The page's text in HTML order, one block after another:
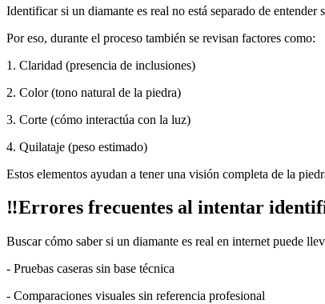
Identificar si un diamante es real no está separado de entender
Por eso, durante el proceso también se revisan factores como:
1. Claridad (presencia de inclusiones)
2. Color (tono natural de la piedra)
3. Corte (cómo interactúa con la luz)
4. Quilataje (peso estimado)
Estos elementos ayudan a tener una visión completa de la
‼️Errores frecuentes al intentar
Buscar cómo saber si un diamante es real en internet puede
- Pruebas caseras sin base técnica
- Comparaciones visuales sin referencia profesional